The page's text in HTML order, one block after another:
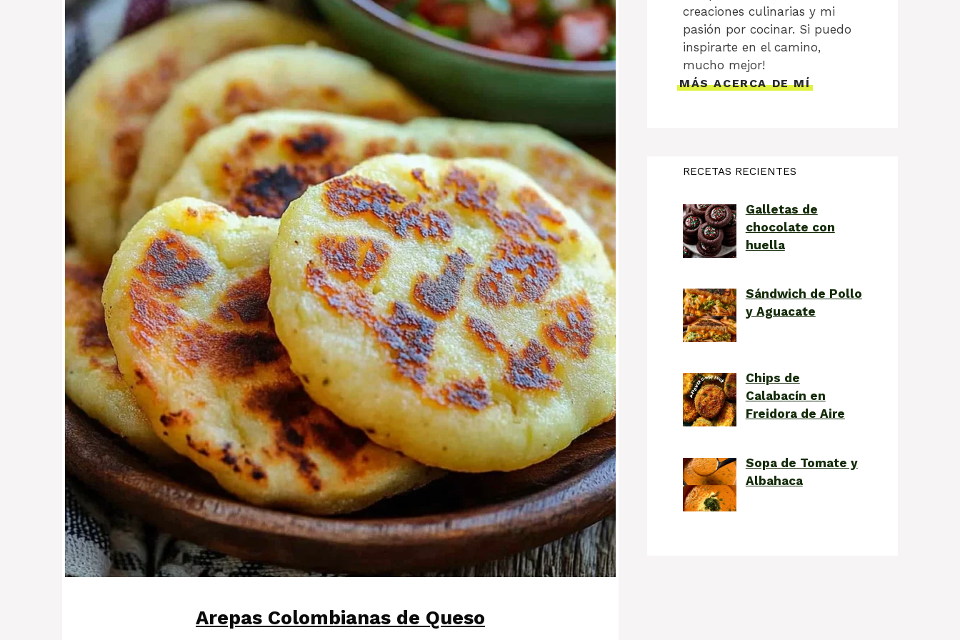
Arepas Colombianas de Queso
creaciones culinarias y mi
pasión por cocinar. Si puedo
inspirarte en el camino,
mucho mejor!
MÁS ACERCA DE MÍ
RECETAS RECIENTES
Galletas de
chocolate con
huella
Sándwich de Pollo
y Aguacate
Chips de
Calabacín en
Freidora de Aire
Sopa de Tomate y
Albahaca